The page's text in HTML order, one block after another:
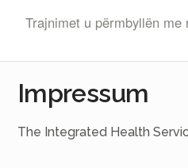
Trajnimet u përmbyllën
Impressum
The Integrated Health